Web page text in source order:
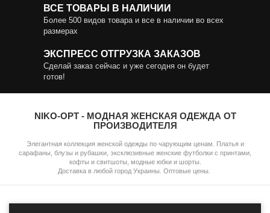
ВСЕ ТОВАРЫ В НАЛИЧИИ
Более 500 видов товара и все в наличии во всех
размерах
ЭКСПРЕСС ОТГРУЗКА ЗАКАЗОВ
Сделай заказ сейчас и уже сегодня он будет
готов!
NIKO-OPT - МОДНАЯ ЖЕНСКАЯ ОДЕЖДА ОТ
ПРОИЗВОДИТЕЛЯ
Элегантная коллекция женской одежды по чарующим ценам. Платья и
сарафаны, блузы и рубашки, эксклюзивные женские футболки с принтами,
кофты и свитшоты, модные юбки и шорты.
Доставка в любой город Украины. Оптовые цены.